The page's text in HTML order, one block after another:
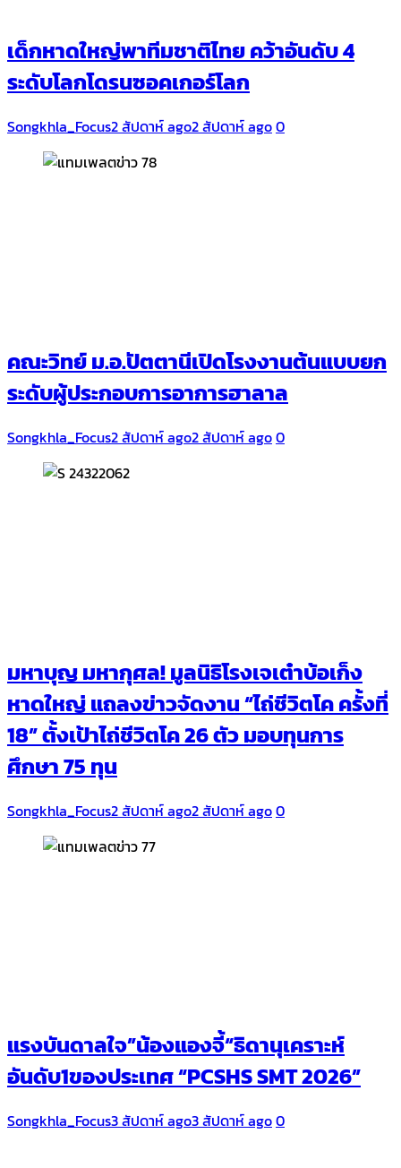
เด็กหาดใหญ่พาทีมชาติไทย คว้าอันดับ 4
ระดับโลกโดรนซอคเกอร์โลก
Songkhla_Focus2 สัปดาห์ ago2 สัปดาห์ ago0
คณะวิทย์ ม.อ.ปัตตานีเปิดโรงงานต้นแบบยก
ระดับผู้ประกอบการอาการฮาลาล
Songkhla_Focus2 สัปดาห์ ago2 สัปดาห์ ago0
มหาบุญ มหากุศล! มูลนิธิโรงเจเต๋าบ้อเก็ง
หาดใหญ่ แถลงข่าวจัดงาน “ไถ่ชีวิตโค ครั้งที่
18” ตั้งเป้าไถ่ชีวิตโค 26 ตัว มอบทุนการ
ศึกษา 75 ทุน
Songkhla_Focus2 สัปดาห์ ago2 สัปดาห์ ago0
แรงบันดาลใจ”น้องแองจี้“ธิดานุเคราะห์
อันดับ1ของประเทศ “PCSHS SMT 2026”
Songkhla_Focus3 สัปดาห์ ago3 สัปดาห์ ago0